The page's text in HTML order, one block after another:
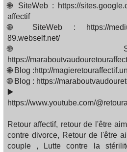
🌐 SiteWeb : https://
affectif
🌐 SiteWeb : https://
89.webself.net/
🌐
https://
🌐 Blog :http://
🌐 Blog : https://
▶️
https://www.youtube.com/
Retour affectif, retour de l'être
contre divorce, Retour de l'être
couple , Lutte contre la